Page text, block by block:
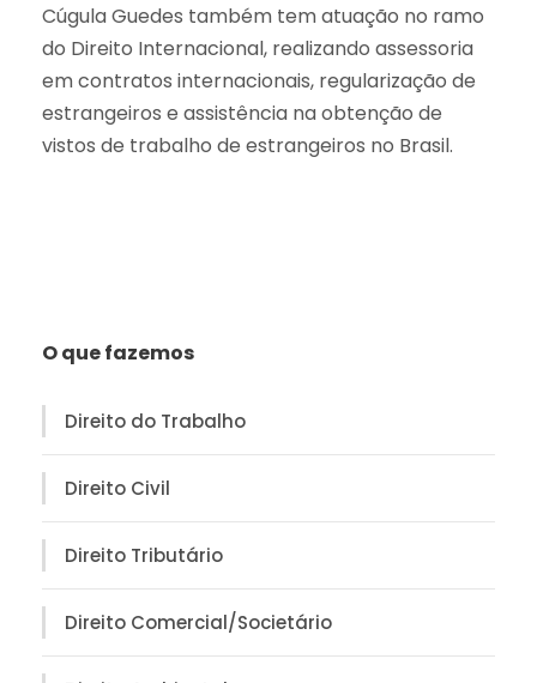
Cúgula Guedes também tem atuação no ramo
do Direito Internacional, realizando assessoria
em contratos internacionais, regularização de
estrangeiros e assistência na obtenção de
vistos de trabalho de estrangeiros no Brasil.
O que fazemos
Direito do Trabalho
Direito Civil
Direito Tributário
Direito Comercial/Societário